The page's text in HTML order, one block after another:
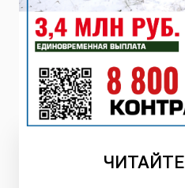
ЧИТАЙТЕ